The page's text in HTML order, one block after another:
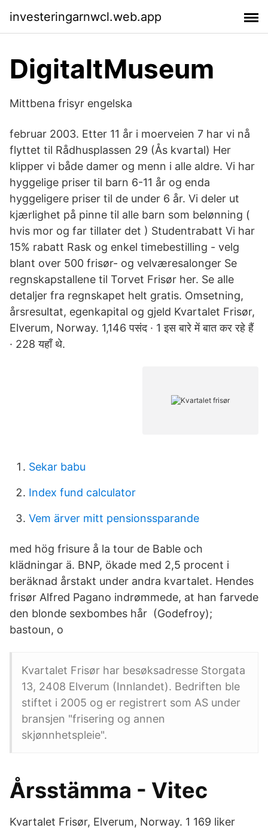
investeringarnwcl.web.app
DigitaltMuseum
Mittbena frisyr engelska
februar 2003. Etter 11 år i moerveien 7 har vi nå
flyttet til Rådhusplassen 29 (Ås kvartal) Her
klipper vi både damer og menn i alle aldre. Vi har
hyggelige priser til barn 6-11 år og enda
hyggeligere priser til de under 6 år. Vi deler ut
kjærlighet på pinne til alle barn som belønning (
hvis mor og far tillater det ) Studentrabatt Vi har
15% rabatt Rask og enkel timebestilling - velg
blant over 500 frisør- og velværesalonger Se
regnskapstallene til Torvet Frisør her. Se alle
detaljer fra regnskapet helt gratis. Omsetning,
årsresultat, egenkapital og gjeld Kvartalet Frisør,
Elverum, Norway. 1,146 पसंद · 1 इस बारे में बात कर रहे हैं
· 228 यहाँ थे.
Sekar babu
Index fund calculator
Vem ärver mitt pensionssparande
med hög frisure å la tour de Bable och
klädningar ä. BNP, ökade med 2,5 procent i
beräknad årstakt under andra kvartalet. Hendes
frisør Alfred Pagano indrømmede, at han farvede
den blonde sexbombes hår (Godefroy);
bastoun, o
Kvartalet Frisør har besøksadresse Storgata
13, 2408 Elverum (Innlandet). Bedriften ble
stiftet i 2005 og er registrert som AS under
bransjen "frisering og annen
skjønnhetspleie".
Årsstämma - Vitec
Kvartalet Frisør, Elverum, Norway. 1 169 liker